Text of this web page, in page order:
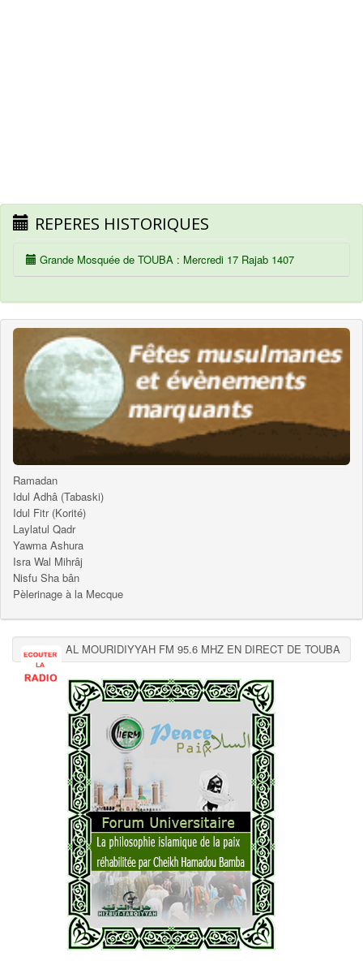
REPERES HISTORIQUES
Grande Mosquée de TOUBA : Mercredi 17 Rajab 1407
Ramadan
Idul Adhâ (Tabaski)
Idul Fitr (Korité)
Laylatul Qadr
Yawma Ashura
Isra Wal Mihrâj
Nisfu Sha bân
Pèlerinage à la Mecque
AL MOURIDIYYAH FM 95.6 MHZ EN DIRECT DE TOUBA